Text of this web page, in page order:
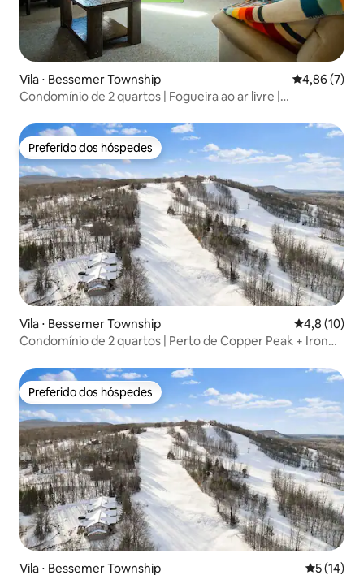
Vila ⋅ Bessemer Township 4,86 de uma
4,86 (7)
Condomínio de 2 quartos | Fogueira ao ar livre |
Preferido dos hóspedes
Preferido dos hóspedes
Vila ⋅ Bessemer Township 4,8 de uma
4,8 (10)
Condomínio de 2 quartos | Perto de Copper Peak + Iron
Preferido dos hóspedes
Preferido dos hóspedes
Vila ⋅ Bessemer Township 5 de uma
5 (14)